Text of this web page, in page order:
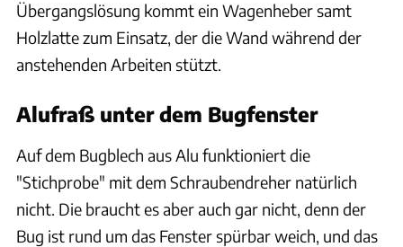
Übergangslösung kommt ein Wagenheber samt
Holzlatte zum Einsatz, der die Wand während der
anstehenden Arbeiten stützt.
Alufraß unter dem Bugfenster
Auf dem Bugblech aus Alu funktioniert die
"Stichprobe" mit dem Schraubendreher natürlich
nicht. Die braucht es aber auch gar nicht, denn der
Bug ist rund um das Fenster spürbar weich, und das